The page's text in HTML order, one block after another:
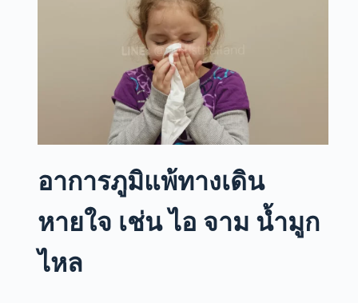
อาการภูมิแพ้ทางเดิน
หายใจ เช่น ไอ จาม น้ำมูก
ไหล